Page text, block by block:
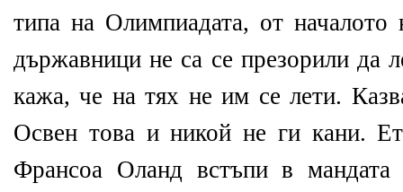
типа на Олимпиадата, от началото
държавници не са се презорили да
кажа, че на тях не им се лети.
Освен това и никой не ги кани.
Франсоа Оланд встъпи в